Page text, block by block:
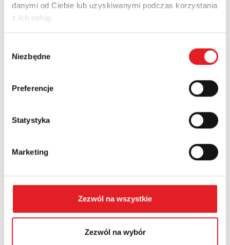
danymi od Ciebie lub uzyskiwanymi podczas korzystania
z ich usług.
zgody
Niezbędne
Preferencje
Statystyka
Marketing
Zezwól na wszystkie
Zezwól na wybór
Country:
I consent to the processing of my personal data by